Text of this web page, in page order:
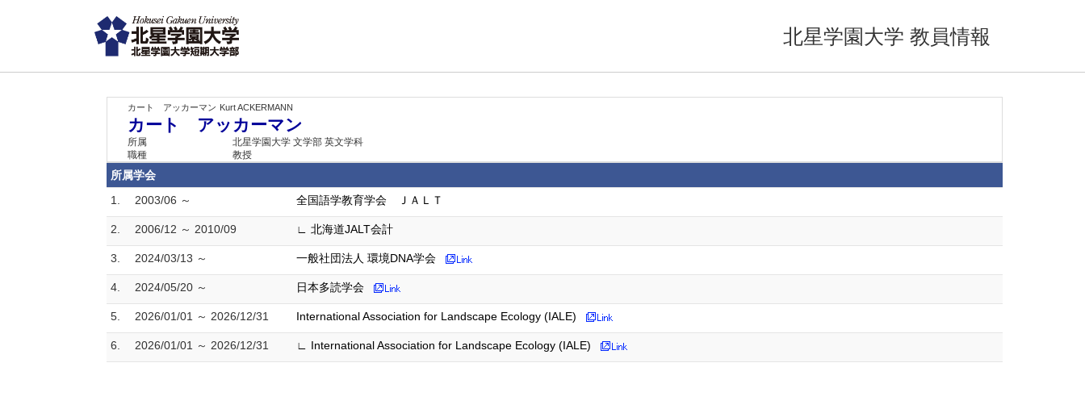
北星学園大学 教員情報
カート アッカーマン Kurt ACKERMANN
カート アッカーマン
所属
北星学園大学 文学部 英文学科
職種
教授
所属学会
1.
2003/06 ～ 全国語学教育学会 ＪＡＬＴ
2. 2006/12 ～ 2010/09 ∟ 北海道JALT会計
3. 2024/03/13 ～ 一般社団法人 環境DNA学会
4. 2024/05/20 ～ 日本多読学会
5. 2026/01/01 ～ 2026/12/31 International Association for Landscape Ecology (IALE)
6. 2026/01/01 ～ 2026/12/31 ∟ International Association for Landscape Ecology (IALE)